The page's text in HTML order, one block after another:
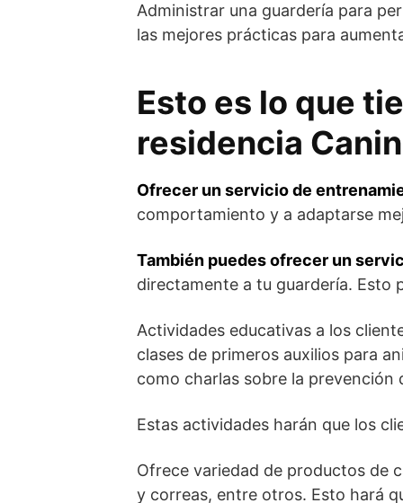
Administrar una guardería para
las mejores prácticas para
Esto es lo que
residencia
Ofrecer un servicio de
comportamiento y a adaptarse
También puedes ofrecer un
directamente a tu guardería. Esto
Actividades educativas a los
clases de primeros auxilios para
como charlas sobre la prevención
Estas actividades harán que los
Ofrece variedad de productos de
y correas, entre otros. Esto hará